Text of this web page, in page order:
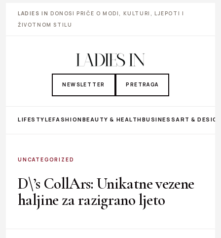
LADIES IN DONOSI PRIČE O MODI, KULTURI, LJEPOTI I
ŽIVOTNOM STILU
NEWSLETTER PRETRAGA
LIFESTYLEFASHIONBEAUTY & HEALTHBUSINESS ART &
UNCATEGORIZED
D\’s CollArs: Unikatne vezene
haljine za razigrano ljeto